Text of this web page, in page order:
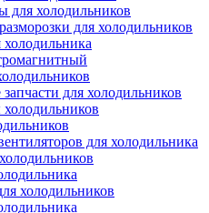
для холодильников
для холодильников
холодильника
для холодильников
для холодильника
холодильников